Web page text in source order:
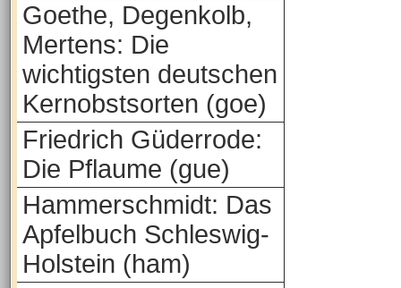
Goethe, Degenkolb,
Mertens: Die
wichtigsten deutschen
Kernobstsorten (goe)
Friedrich Güderrode:
Die Pflaume (gue)
Hammerschmidt: Das
Apfelbuch Schleswig-
Holstein (ham)